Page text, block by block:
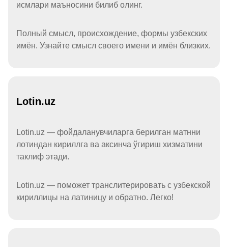
исмлари маъносини билиб олинг.
Полный смысл, происхождение, формы узбекских
имён. Узнайте смысл своего имени и имён близких.
Lotin.uz
Lotin.uz — фойдаланувчиларга берилган матнни
лотиндан кириллга ва аксинча ўгириш хизматини
таклиф этади.
Lotin.uz — поможет транслитерировать с узбекской
кириллицы на латиницу и обратно. Легко!